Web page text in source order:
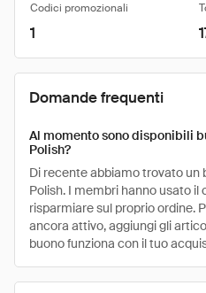
Codici promozionali
1
Domande frequenti
Al momento sono disponibili
Polish?
Di recente abbiamo trovato un
Polish. I membri hanno usato il
risparmiare sul proprio ordine.
ancora attivo, aggiungi gli
buono funziona con il tuo